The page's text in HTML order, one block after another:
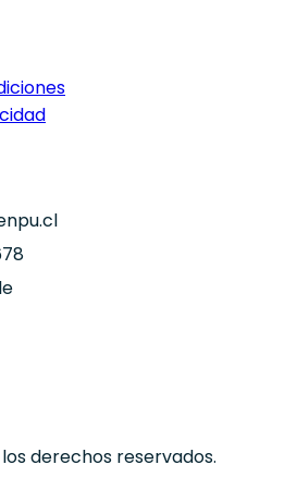
derechos reservados.